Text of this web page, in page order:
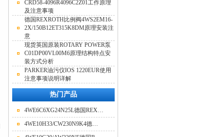
CRD58-4096R4096C2Z01工作原理
及注意事项
德国REXROTH比例阀4WS2EM16-
2X/150B12ET315K8DM原理安装注
意
现货英国原装ROTARY POWER泵
C01DP00VL00M6原理结构特点安
装方式分析
PARKER油污仪IOS 1220EUR使用
注意事项说明详解
热门产品
4WE6C6XG24N25L德国REXROTH力士乐六通电磁阀上海总代理
4WE10H33/CW230N9K4德国REXROTH力士乐电磁阀现货库存